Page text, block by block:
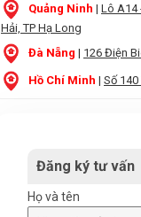
Quảng Ninh | Lô A14
Hải, TP Hạ Long
Đà Nẵng | 126 Điện
Hồ Chí Minh | Số 140
Đăng ký tư vấn
Họ và tên